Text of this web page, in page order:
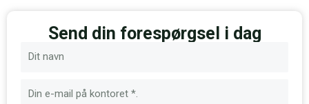
Send din forespørgsel i dag